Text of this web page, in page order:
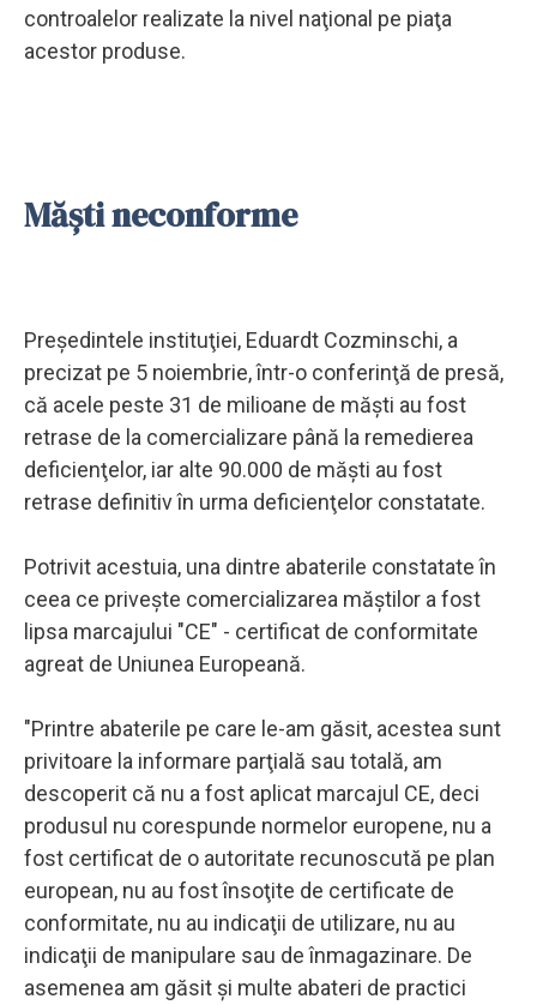
controalelor realizate la nivel naţional pe piaţa
acestor produse.
Măşti neconforme
Preşedintele instituţiei, Eduardt Cozminschi, a
precizat pe 5 noiembrie, într-o conferinţă de presă,
că acele peste 31 de milioane de măşti au fost
retrase de la comercializare până la remedierea
deficienţelor, iar alte 90.000 de măşti au fost
retrase definitiv în urma deficienţelor constatate.
Potrivit acestuia, una dintre abaterile constatate în
ceea ce priveşte comercializarea măştilor a fost
lipsa marcajului "CE" - certificat de conformitate
agreat de Uniunea Europeană.
"Printre abaterile pe care le-am găsit, acestea sunt
privitoare la informare parţială sau totală, am
descoperit că nu a fost aplicat marcajul CE, deci
produsul nu corespunde normelor europene, nu a
fost certificat de o autoritate recunoscută pe plan
european, nu au fost însoţite de certificate de
conformitate, nu au indicaţii de utilizare, nu au
indicaţii de manipulare sau de înmagazinare. De
asemenea am găsit şi multe abateri de practici